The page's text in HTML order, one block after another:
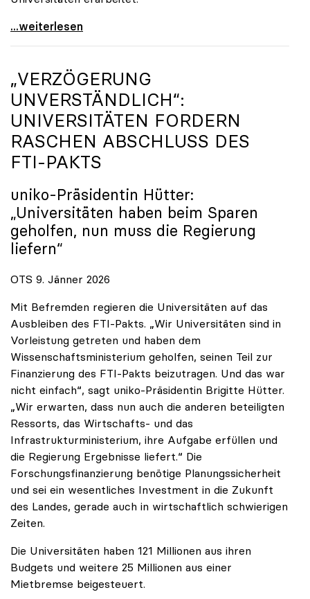
Schools of Education an den Universitäten: Für
...weiterlesen
„VERZÖGERUNG
UNVERSTÄNDLICH“:
UNIVERSITÄTEN FORDERN
RASCHEN ABSCHLUSS DES
FTI-PAKTS
uniko-Präsidentin Hütter:
„Universitäten haben beim Sparen
geholfen, nun muss die Regierung
liefern“
OTS 9. Jänner 2026
Mit Befremden regieren die Universitäten auf das
Ausbleiben des FTI-Pakts. „Wir Universitäten sind in
Vorleistung getreten und haben dem
Wissenschaftsministerium geholfen, seinen Teil zur
Finanzierung des FTI-Pakts beizutragen. Und das war
nicht einfach“, sagt uniko-Präsidentin Brigitte Hütter.
„Wir erwarten, dass nun auch die anderen beteiligten
Ressorts, das Wirtschafts- und das
Infrastrukturministerium, ihre Aufgabe erfüllen und
die Regierung Ergebnisse liefert.“ Die
Forschungsfinanzierung benötige Planungssicherheit
und sei ein wesentliches Investment in die Zukunft
des Landes, gerade auch in wirtschaftlich schwierigen
Zeiten.
Die Universitäten haben 121 Millionen aus ihren
Budgets und weitere 25 Millionen aus einer
Mietbremse beigesteuert.